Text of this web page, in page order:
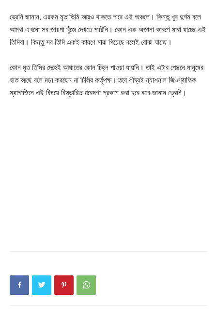
Contact us
Subscription Plans
ভ্রেনি জানান, এরকম মৃত তিমি আরও থাকতে পারে এই অঞ্চলে। কিন্তু খুব দুর্গম বলে
আমরা এখনো সব জায়গা খুঁজে দেখতে পারিনি। কোন এক অজানা কারণে মারা যাচ্ছে এই
তিমিরা। কিন্তু সব তিমি একই কারণে মারা গিয়েছে বলেই বোঝা যাচ্ছে।
কোন মৃত তিমির দেহেই আঘাতের কোন চিহ্ন পাওয়া যায়নি। তাই এটার পেছনে মানুষের
হাত আছে বলে মনে করছেন না চিলির কর্তৃপক্ষ। তবে শীঘ্রই ন্যাশনাল জিওগ্রাফিক
ম্যাগাজিনে এই বিষয়ে বিস্তারিত গবেষণা প্রকাশ করা হবে বলে জানান ভ্রেনি।